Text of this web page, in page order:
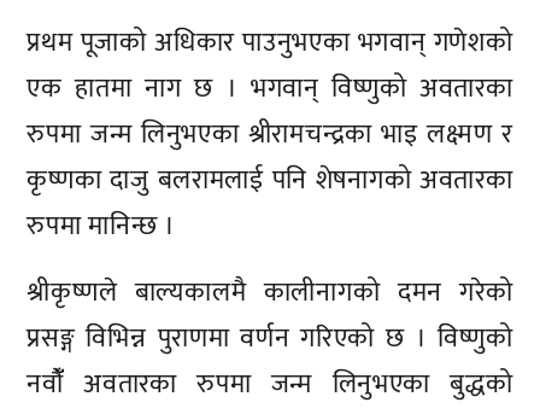
प्रथम पूजाको अधिकार पाउनुभएका भगवान् गणेशको
एक हातमा नाग छ । भगवान् विष्णुको अवतारका
रुपमा जन्म लिनुभएका श्रीरामचन्द्रका भाइ लक्ष्मण र
कृष्णका दाजु बलरामलाई पनि शेषनागको अवतारका
रुपमा मानिन्छ ।
श्रीकृष्णले बाल्यकालमै कालीनागको दमन गरेको
प्रसङ्ग विभिन्न पुराणमा वर्णन गरिएको छ । विष्णुको
नवौंँ अवतारका रुपमा जन्म लिनुभएका बुद्धको